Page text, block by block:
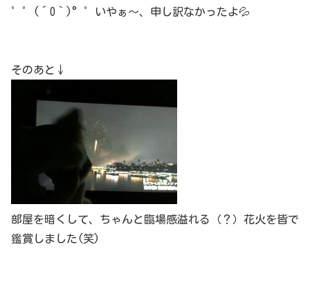
゜゜(´O｀)°゜いやぁ～、申し訳なかったよ💦
そのあと↓
部屋を暗くして、ちゃんと臨場感溢れる（？）花火を皆で
鑑賞しました(笑)